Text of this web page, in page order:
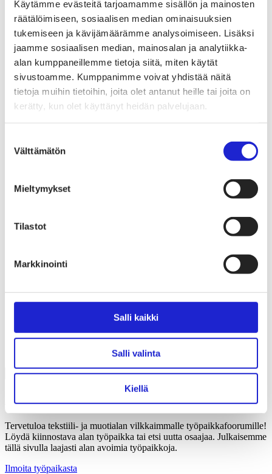
Käytämme evästeitä tarjoamamme sisällön ja mainosten
räätälöimiseen, sosiaalisen median ominaisuuksien
tukemiseen ja kävijämäärämme analysoimiseen. Lisäksi
jaamme sosiaalisen median, mainosalan ja analytiikka-
alan kumppaneillemme tietoja siitä, miten käytät
sivustoamme. Kumppanimme voivat yhdistää näitä
tietoja muihin tietoihin, joita olet antanut heille tai joita on
kerätty, kun olet käyttänyt heidän palvelujaan.
valinta
Välttämätön
Mieltymykset
Tilastot
Markkinointi
Salli kaikki
Salli valinta
Kiellä
Digitaalinen tuotepassi
Tekstiilien tuottajavastuu (EPR)
Kannanotot ja lausunnot
Lausunnot ja kantapaperit
Vaikuttajaryhmät jäsenyrityksille
Työelämä-vaikuttajaryhmä
Yritysvastuu, kiertotalous ja toimivat markkinat -
vaikuttajaryhmä
Kansainvälinen liiketoiminta ja rahoitus -
vaikuttajaryhmä
Kestävä tuotepolitiikka​ -vaikuttajaryhmä
Suomen Tekstiili & Muodin jäsenyysmuodot
Suomen Tekstiili & Muoti
Liiton strategia
Tilastoja Suomen Tekstiili & Muoti ry:stä ja sen
Tietosuojaseloste
Alan yritykset Suomessa – tutustu jäseniimme
Alan avoimet työpaikat
Tervetuloa tekstiili- ja muotialan vilkkaimmalle työpaikkafoorumille!
Löydä kiinnostava alan työpaikka tai etsi uutta osaajaa. Julkaisemme
tällä sivulla laajasti alan avoimia työpaikkoja.
Ilmoita työpaikasta